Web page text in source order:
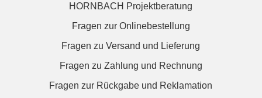
HORNBACH Projektberatung
Fragen zur Onlinebestellung
Fragen zu Versand und Lieferung
Fragen zu Zahlung und Rechnung
Fragen zur Rückgabe und Reklamation